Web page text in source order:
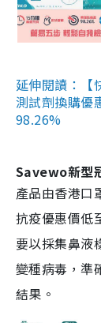
延伸閱讀：【
測試劑換購優
98.26%
Savewo新型
產品由香港口
抗疫優惠價低
要以採集鼻液
變種病毒，準
結果。